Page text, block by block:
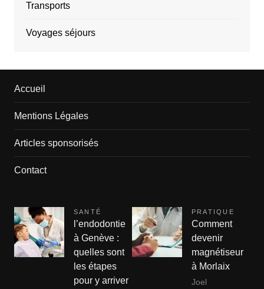
Transports
Voyages séjours
Accueil
Mentions Légales
Articles sponsorisés
Contact
SANTÉ
l’endodontie
à Genève :
quelles sont
les étapes
pour y arriver
PRATIQUE
Comment
devenir
magnétiseur
à Morlaix
Joel